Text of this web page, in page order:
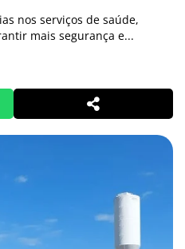
nos serviços de saúde,
mais segurança e...